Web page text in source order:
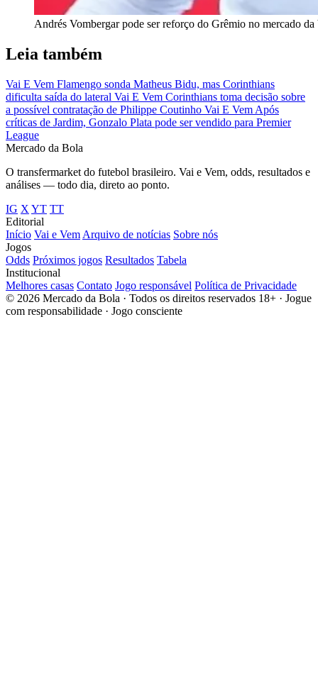
Andrés Vombergar pode ser reforço do Grêmio no mercado
Leia também
Vai E Vem Flamengo sonda Matheus Bidu, mas Corinthians
dificulta saída do lateral Vai E Vem Corinthians toma decisão sobre
a possível contratação de Philippe Coutinho Vai E Vem Após
críticas de Jardim, Gonzalo Plata pode ser vendido para Premier
League
Mercado da Bola
O transfermarket do futebol brasileiro. Vai e Vem, odds, resultados e
análises — todo dia, direto ao ponto.
IG X YT TT
Editorial
Início Vai e Vem Arquivo de notícias Sobre nós
Jogos
Odds Próximos jogos Resultados Tabela
Institucional
Melhores casas Contato Jogo responsável Política de Privacidade
© 2026 Mercado da Bola · Todos os direitos reservados 18+ · Jogue
com responsabilidade · Jogo consciente